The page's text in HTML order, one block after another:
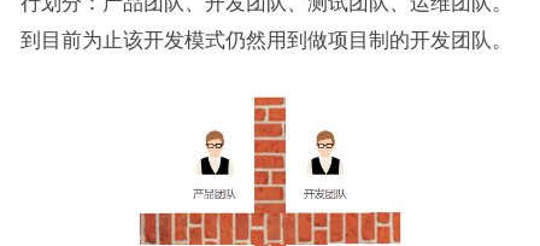
到目前为止该开发模式仍然用到做项目制的开发团队。